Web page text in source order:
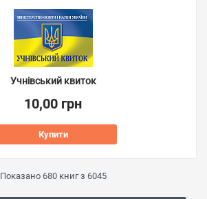
Учнівський квиток
10,00 грн
Купити
Показано 680книг з 6045